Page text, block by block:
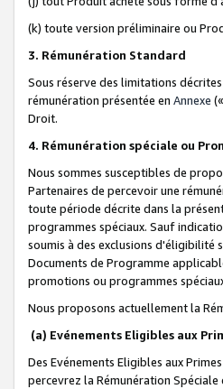
(k) toute version préliminaire ou
3. Rémunération Standard
Sous réserve des limitations
rémunération présentée en Annexe («
Droit.
4. Rémunération spéciale ou
Nous sommes susceptibles de
Partenaires de percevoir une
toute période décrite dans la
programmes spéciaux. Sauf
soumis à des exclusions d'éligibilité
Documents de Programme
promotions ou programmes
Nous proposons actuellement la
(a) Evénements Eligibles aux
Des Evénements Eligibles aux
percevrez la Rémunération